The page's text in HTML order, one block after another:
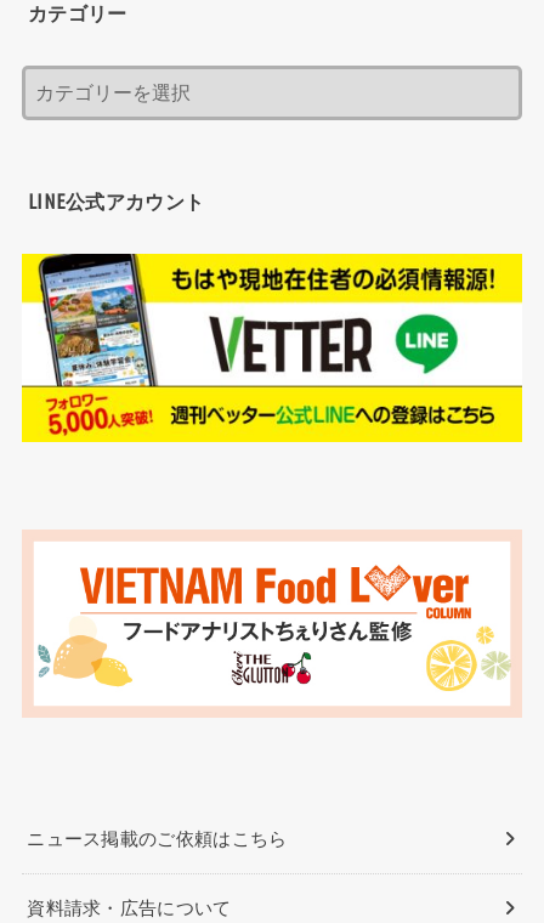
カテゴリー
LINE公式アカウント
ニュース掲載のご依頼はこちら
資料請求・広告について